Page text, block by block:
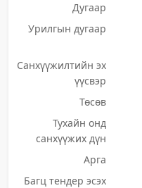
Дугаар
Урилгын дугаар
Санхүүжилтийн эх
үүсвэр
Төсөв
Тухайн онд
санхүүжих дүн
Арга
Багц тендер эсэх